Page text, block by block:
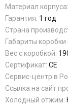
Материал корпуса:
Гарантия: 1 год
Страна
Габариты
Вес с коробкой:
Сертификат: CE
Сервис-центр в
Ссылка на сайт
Холодный отжим: